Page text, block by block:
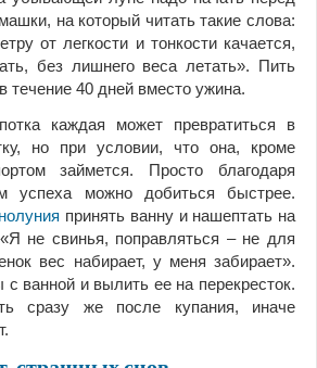
на который читать такие слова:
от легкости и тонкости качается,
без лишнего веса летать». Пить
течение 40 дней вместо ужина.
каждая может превратиться в
но при условии, что она, кроме
займется. Просто благодаря
успеха можно добиться быстрее.
принять ванну и нашептать на
не свинья, поправляться – не для
вес набирает, у меня забирает».
с ванной и вылить ее на перекресток.
сразу же после купания, иначе